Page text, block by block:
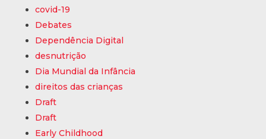
covid-19
Debates
Dependência Digital
desnutrição
Dia Mundial da Infância
direitos das crianças
Draft
Draft
Early Childhood